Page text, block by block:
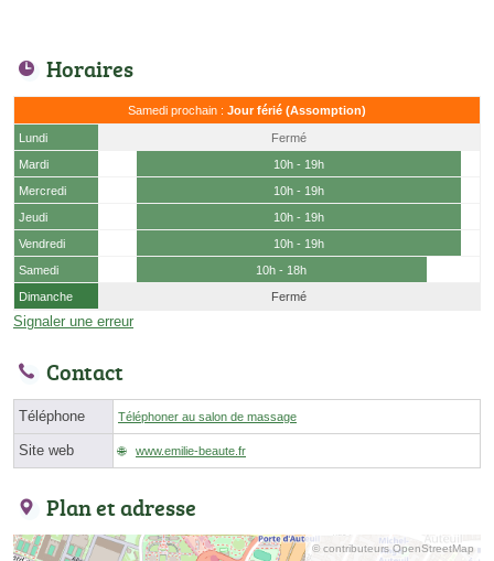
Horaires
Samedi prochain : Jour férié (Assomption)
Lundi
Fermé
Mardi
10h - 19h
Mercredi
10h - 19h
Jeudi
10h - 19h
Vendredi
10h - 19h
Samedi
10h - 18h
Dimanche
Fermé
Signaler une erreur
Contact
Téléphone Téléphoner au salon de massage
Site web www.emilie-beaute.fr
Plan et adresse
© contributeurs OpenStreetMap